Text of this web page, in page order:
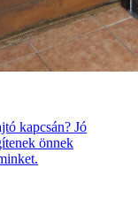
kapcsán? Jó
önnek